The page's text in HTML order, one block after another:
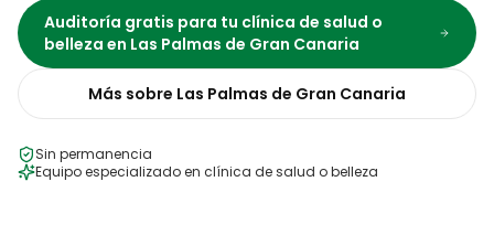
Auditoría gratis para tu clínica de salud o
belleza en Las Palmas de Gran Canaria
Más sobre Las Palmas de Gran Canaria
Sin permanencia
Equipo especializado en clínica de salud o belleza